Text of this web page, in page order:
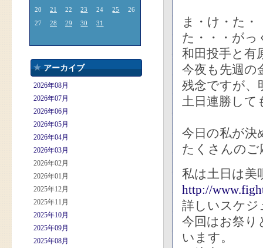
20
21 22 23 24 25
26
27
28 29 30 31
アーカイブ
2026年08月
2026年07月
2026年06月
2026年05月
2026年04月
2026年03月
2026年02月
2026年01月
2025年12月
2025年11月
2025年10月
2025年09月
2025年08月
ま・け・た
た・・・がっ
和田投手と有
今夜も先週の
残念ですが、
土日連勝して
今日の私が決
たくさんの
私は土日は美
http://
詳しいスケジ
今回はお祭り
います。